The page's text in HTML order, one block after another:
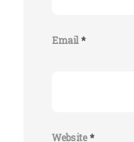
Email *
Website*